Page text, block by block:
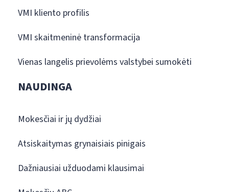
VMI kliento profilis
VMI skaitmeninė transformacija
Vienas langelis prievolėms valstybei sumokėti
NAUDINGA
Mokesčiai ir jų dydžiai
Atsiskaitymas grynaisiais pinigais
Dažniausiai užduodami klausimai